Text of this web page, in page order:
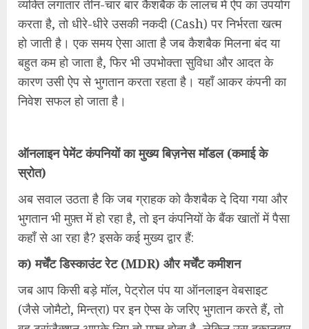
व्यक्ति लगातार तीन-चार बार कैशबैक के लालच में ऐप का उपयोग
करता है, तो धीरे-धीरे उसकी नकदी (Cash) पर निर्भरता खत्म
हो जाती है। एक समय ऐसा आता है जब कैशबैक मिलना बंद या
बहुत कम हो जाता है, फिर भी उपभोक्ता सुविधा और आदत के
कारण उसी ऐप से भुगतान करता रहता है। यहाँ आकर कंपनी का
निवेश सफल हो जाता है।
ऑनलाइन पेमेंट कंपनियों का मुख्य बिज़नेस मॉडल (कमाई के
स्रोत)
अब सवाल उठता है कि जब ग्राहक को कैशबैक दे दिया गया और
भुगतान भी मुफ़्त में हो रहा है, तो इन कंपनियों के बैंक खातों में पैसा
कहाँ से आ रहा है? इसके कई मुख्य द्वार हैं:
क) मर्चेंट डिस्काउंट रेट (MDR) और मर्चेंट कमीशन
जब आप किसी बड़े मॉल, पेट्रोल पंप या ऑनलाइन वेबसाइट
(जैसे जोमैटो, मिन्त्रा) पर इन ऐप्स के जरिए भुगतान करते हैं, तो